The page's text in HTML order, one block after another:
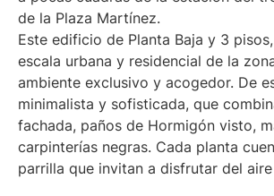
de la Plaza Martínez.
Este edificio de Planta Baja y 3
escala urbana y residencial de la
ambiente exclusivo y acogedor. De
minimalista y sofisticada, que
fachada, paños de Hormigón visto,
carpinterías negras. Cada planta
parrilla que invitan a disfrutar del